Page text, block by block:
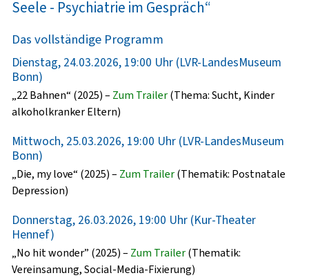
Seele - Psychiatrie im Gespräch“
Das vollständige Programm
Dienstag, 24.03.2026, 19:00 Uhr (LVR-LandesMuseum
Bonn)
„22 Bahnen“ (2025) – Zum Trailer(Thema: Sucht, Kinder
alkoholkranker Eltern)
Mittwoch, 25.03.2026, 19:00 Uhr (LVR-LandesMuseum
Bonn)
„Die, my love“ (2025) – Zum Trailer(Thematik: Postnatale
Depression)
Donnerstag, 26.03.2026, 19:00 Uhr (Kur-Theater
Hennef)
„No hit wonder” (2025) – Zum Trailer(Thematik:
Vereinsamung, Social-Media-Fixierung)